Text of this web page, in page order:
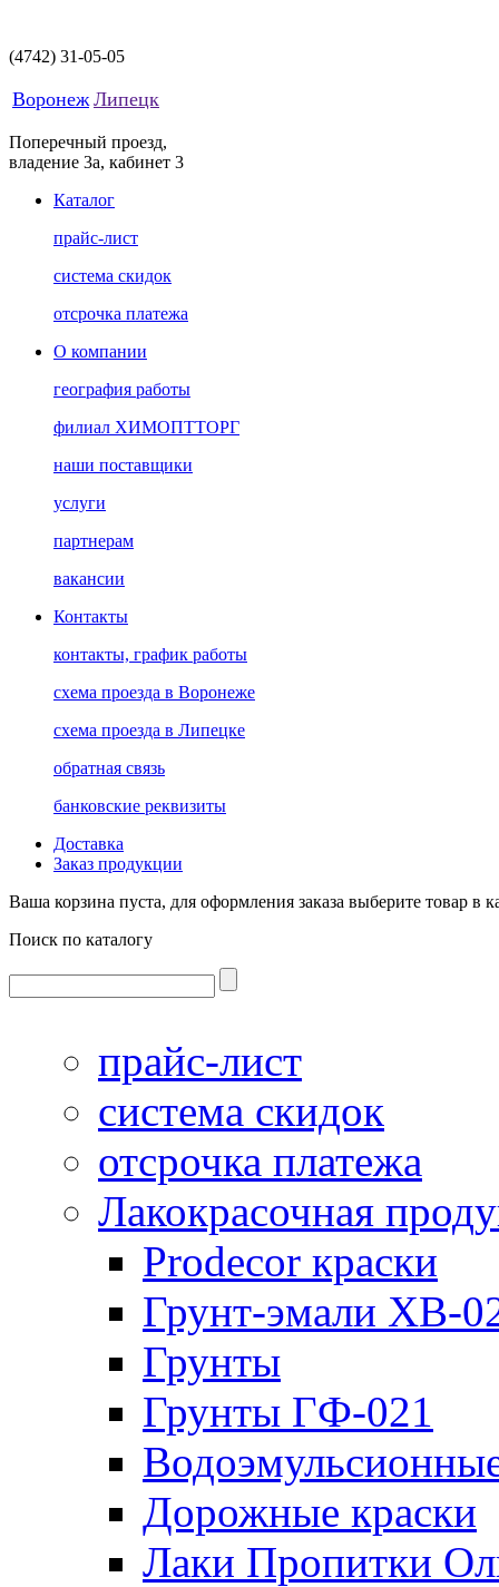
(4742) 31-05-05
Воронеж Липецк
Поперечный проезд,
владение 3а, кабинет 3
Каталог
прайс-лист
система скидок
отсрочка платежа
О компании
география работы
филиал ХИМОПТТОРГ
наши поставщики
услуги
партнерам
вакансии
Контакты
контакты, график работы
схема проезда в Воронеже
схема проезда в Липецке
обратная связь
банковские реквизиты
Доставка
Заказ продукции
Ваша корзина пуста, для оформления заказа выберите товар в
Поиск по каталогу
прайс-лист
система скидок
отсрочка платежа
Лакокрасочная
Prodecor краски
Грунт-эмали ХВ-
Грунты
Грунты ГФ-021
Дорожные краски
Лаки Пропитки